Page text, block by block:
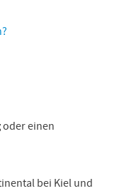
oder einen
bei Kiel und